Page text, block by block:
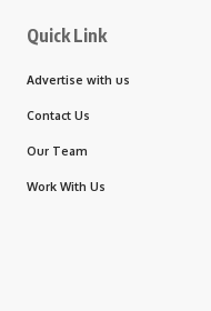
Quick Link
Advertise with us
Contact Us
Our Team
Work With Us